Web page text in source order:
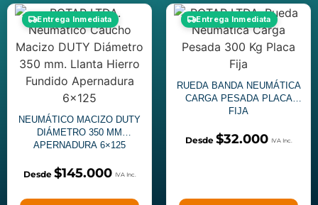
Entrega Inmediata
NEUMÁTICO MACIZO DUTY
DIÁMETRO 350 MM
APERNADURA 6×125
$145.000
Entrega Inmediata
RUEDA BANDA NEUMÁTICA
CARGA PESADA PLACA
FIJA
$32.000